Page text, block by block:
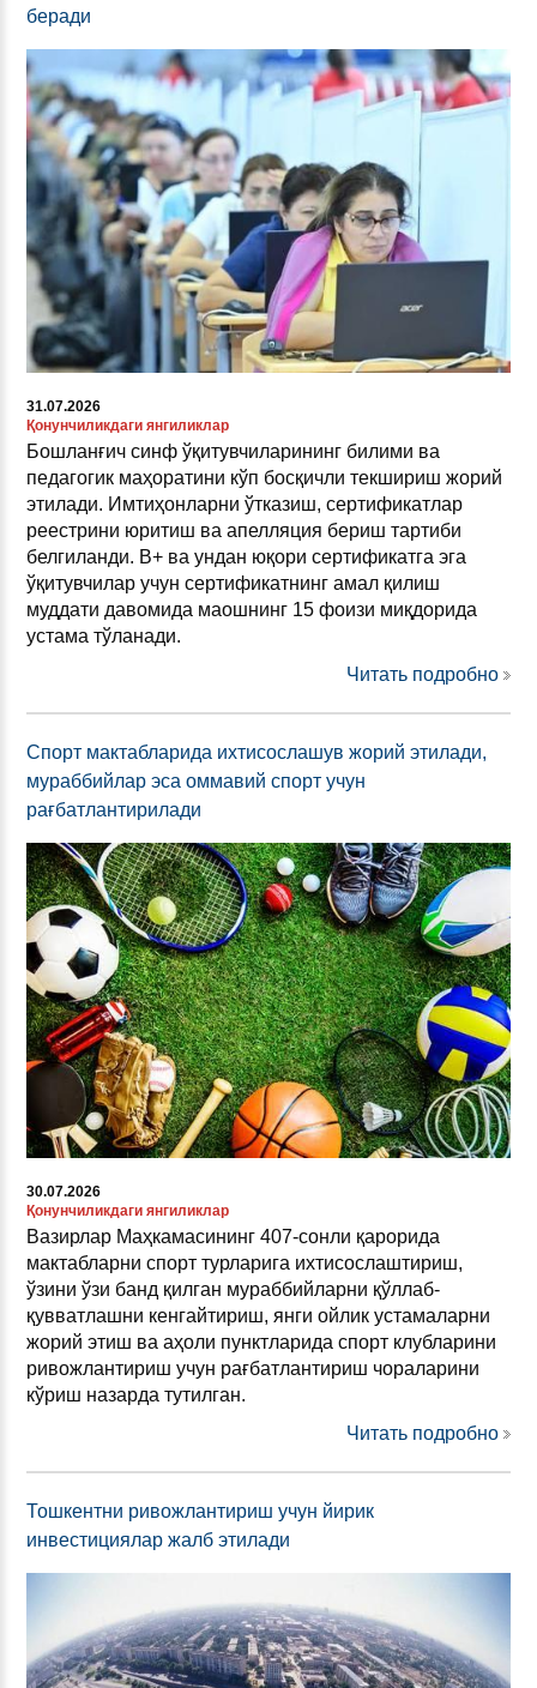
беради
31.07.2026
Қонунчиликдаги янгиликлар
Бошланғич синф ўқитувчиларининг билими ва
педагогик маҳоратини кўп босқичли текшириш жорий
этилади. Имтиҳонларни ўтказиш, сертификатлар
реестрини юритиш ва апелляция бериш тартиби
белгиланди. B+ ва ундан юқори сертификатга эга
ўқитувчилар учун сертификатнинг амал қилиш
муддати давомида маошнинг 15 фоизи миқдорида
устама тўланади.
Читать подробно
Спорт мактабларида ихтисослашув жорий этилади,
мураббийлар эса оммавий спорт учун
рағбатлантирилади
30.07.2026
Қонунчиликдаги янгиликлар
Вазирлар Маҳкамасининг 407-сонли қарорида
мактабларни спорт турларига ихтисослаштириш,
ўзини ўзи банд қилган мураббийларни қўллаб-
қувватлашни кенгайтириш, янги ойлик устамаларни
жорий этиш ва аҳоли пунктларида спорт клубларини
ривожлантириш учун рағбатлантириш чораларини
кўриш назарда тутилган.
Читать подробно
Тошкентни ривожлантириш учун йирик
инвестициялар жалб этилади